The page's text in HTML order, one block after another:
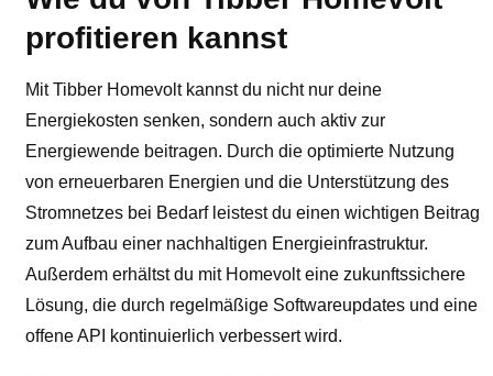
profitieren kannst
Mit Tibber Homevolt kannst du nicht nur deine
Energiekosten senken, sondern auch aktiv zur
Energiewende beitragen. Durch die optimierte Nutzung
von erneuerbaren Energien und die Unterstützung des
Stromnetzes bei Bedarf leistest du einen wichtigen Beitrag
zum Aufbau einer nachhaltigen Energieinfrastruktur.
Außerdem erhältst du mit Homevolt eine zukunftssichere
Lösung, die durch regelmäßige Softwareupdates und eine
offene API kontinuierlich verbessert wird.